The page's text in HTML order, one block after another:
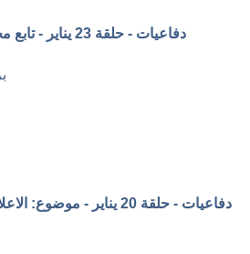
دفاعيات - حلقة 23 يناير - تابع مخطوطات الكتاب المقدس
دفاعيات - حلقة 20 يناير -